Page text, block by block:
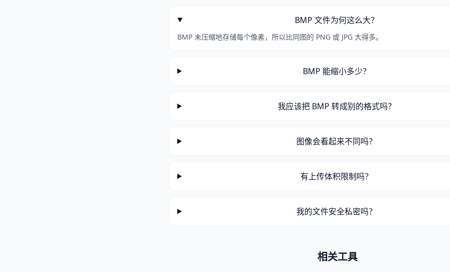
BMP 文件为何这么大？
BMP 未压缩地存储每个像素，所以比同图的 PNG 或 JPG 大得多。
BMP 能缩小多少？
我应该把 BMP 转成别的格式吗？
图像会看起来不同吗？
有上传体积限制吗？
我的文件安全私密吗？
相关工具